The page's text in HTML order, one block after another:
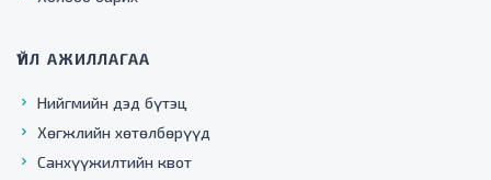
ҮЙЛ АЖИЛЛАГАА
Нийгмийн дэд бүтэц
Хөгжлийн хөтөлбөрүүд
Санхүүжилтийн квот